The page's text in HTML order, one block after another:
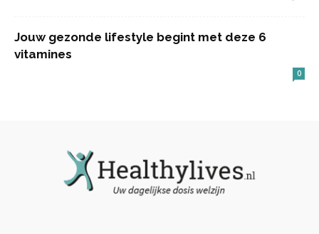
Jouw gezonde lifestyle begint met deze 6
vitamines
0